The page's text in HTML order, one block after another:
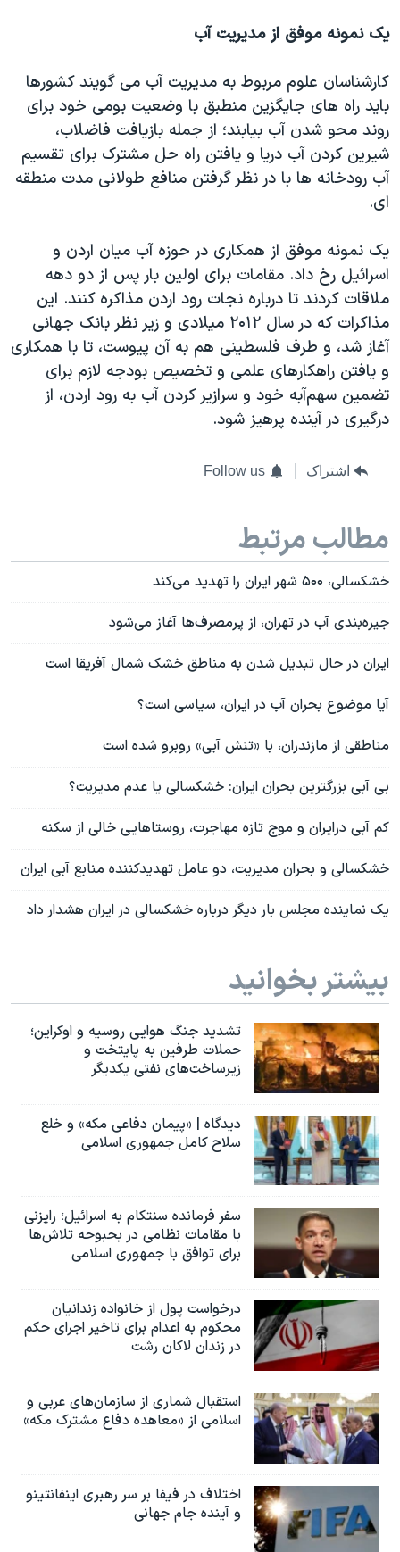
یک نمونه موفق از مدیریت آب
کارشناسان علوم مربوط به مدیریت آب می گویند کشورها
باید راه های جایگزین منطبق با وضعیت بومی خود برای
روند محو شدن آب بیابند؛ از جمله بازیافت فاضلاب،
شیرین کردن آب دریا و یافتن راه حل مشترک برای تقسیم
آب رودخانه ها با در نظر گرفتن منافع طولانی مدت منطقه
ای.
یک نمونه موفق از همکاری در حوزه آب میان اردن و
اسرائیل رخ داد. مقامات برای اولین بار پس از دو دهه
ملاقات کردند تا درباره نجات رود اردن مذاکره کنند. این
مذاکرات که در سال ۲۰۱۲ میلادی و زیر نظر بانک جهانی
آغاز شد، و طرف فلسطینی هم به آن پیوست، تا با همکاری
و یافتن راهکارهای علمی و تخصیص بودجه لازم برای
تضمین سهم‌آبه خود و سرازیر کردن آب به رود اردن، از
درگیری در آینده پرهیز شود.
اشتراک Follow us
مطالب مرتبط
خشکسالی، ۵۰۰ شهر ایران را تهدید می‌کند
جیره‌بندی آب در تهران، از پرمصرف‌ها آغاز می‌شود
ایران در حال تبدیل شدن به مناطق خشک شمال آفریقا است
آیا موضوع بحران آب در ایران، سیاسی است؟
مناطقی از مازندران، با «تنش آبی» روبرو شده است
بی آبی بزرگترین بحران ایران: خشکسالی یا عدم مدیریت؟
کم آبی درایران و موج تازه مهاجرت، روستاهایی خالی از سکنه
خشکسالی و بحران مدیریت، دو عامل تهدیدکننده منابع آبی ایران
یک نماینده مجلس بار دیگر درباره خشکسالی در ایران هشدار داد
بیشتر بخوانید
تشدید جنگ هوایی روسیه و اوکراین؛
حملات طرفین به پایتخت‌ و
زیرساخت‌های نفتی یکدیگر
دیدگاه | «پیمان دفاعی مکه» و خلع
سلاح کامل جمهوری اسلامی
سفر فرمانده سنتکام به اسرائیل؛ رایزنی
با مقامات نظامی در بحبوحه تلاش‌ها
برای توافق با جمهوری اسلامی
درخواست پول از خانواده زندانیان
محکوم به‌ اعدام برای تاخیر اجرای حکم
در زندان لاکان رشت
استقبال شماری از سازمان‌های عربی و
اسلامی از «معاهده دفاع مشترک مکه»
اختلاف در فیفا بر سر رهبری اینفانتینو
و آینده جام جهانی